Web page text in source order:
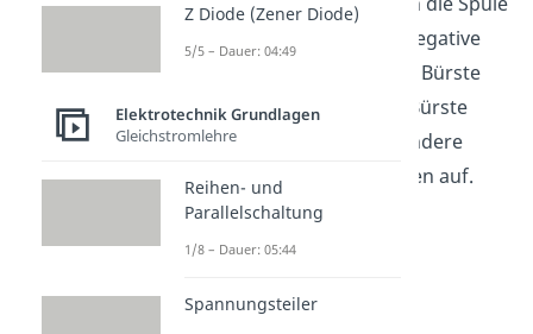
weiter dreht, kommt die negative
Seite wieder an der ersten Bürste
an. Somit nimmt die eine Bürste
immer negative und die andere
immer positive Spannungen auf.
So entstehtGleichstrom
Z Diode (Zener Diode)
5/5 – Dauer: 04:49
Elektrotechnik Grundlagen
Gleichstromlehre
Reihen- und
Parallelschaltung
1/8 – Dauer: 05:44
Spannungsteiler